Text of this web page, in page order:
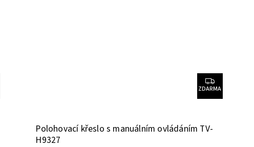
ZDARMA
Polohovací křeslo s manuálním ovládáním TV-
H9327